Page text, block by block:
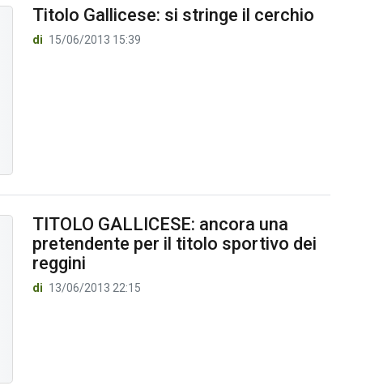
Titolo Gallicese: si stringe il cerchio
di 15/06/2013 15:39
TITOLO GALLICESE: ancora una
pretendente per il titolo sportivo dei
reggini
di 13/06/2013 22:15